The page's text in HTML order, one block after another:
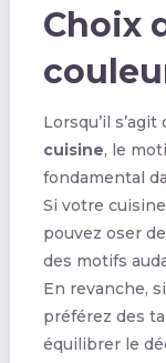
Choix
Lorsqu’il
cuisine, le
fondamental
Si votre
pouvez oser
des motifs
En revanche,
préférez des
équilibrer le